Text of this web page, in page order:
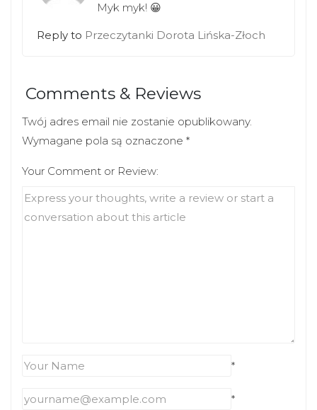
Myk myk! 😀
Reply to Przeczytanki Dorota Lińska-Złoch
Comments & Reviews
Twój adres email nie zostanie opublikowany.
Wymagane pola są oznaczone *
Your Comment or Review:
*
*